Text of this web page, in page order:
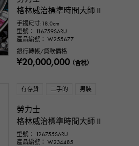
格林威治標準時間大師 II
手鐲尺寸:18.0cm
型號： 116759SARU
產品編號： W255677
銀行轉帳/貸款價格
¥20,000,000（含稅）
有存貨 二手的 男裝
勞力士
格林威治標準時間大師 II
型號： 126755SARU
產品編號： W234485